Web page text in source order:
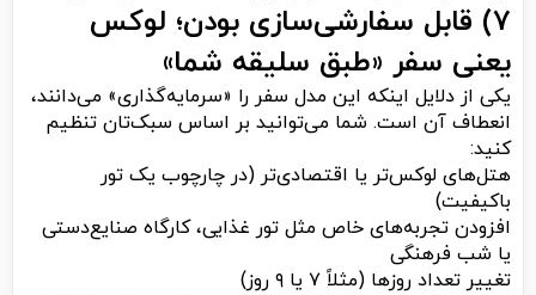
۷) قابل سفارشی‌سازی بودن؛ لوکس
یعنی سفر «طبق سلیقه شما»
یکی از دلایل اینکه این مدل سفر را «سرمایه‌گذاری» می‌دانند،
انعطاف آن است. شما می‌توانید بر اساس سبک‌تان تنظیم
کنید:
هتل‌های لوکس‌تر یا اقتصادی‌تر (در چارچوب یک تور
باکیفیت)
افزودن تجربه‌های خاص مثل تور غذایی، کارگاه صنایع‌دستی
یا شب فرهنگی
تغییر تعداد روزها (مثلاً ۷ یا ۹ روز)